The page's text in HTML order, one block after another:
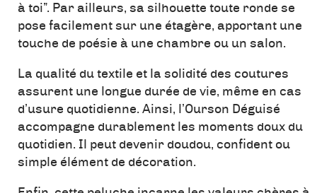
à toi”. Par ailleurs, sa silhouette toute ronde se
pose facilement sur une étagère, apportant une
touche de poésie à une chambre ou un salon.
La qualité du textile et la solidité des coutures
assurent une longue durée de vie, même en cas
d’usure quotidienne. Ainsi, l’Ourson Déguisé
accompagne durablement les moments doux du
quotidien. Il peut devenir doudou, confident ou
simple élément de décoration.